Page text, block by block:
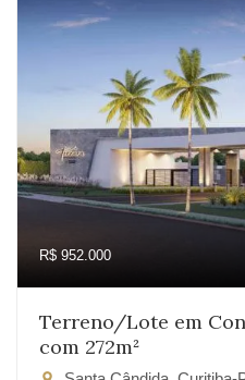
R$ 952.000
Terreno/Lote em
com 272m²